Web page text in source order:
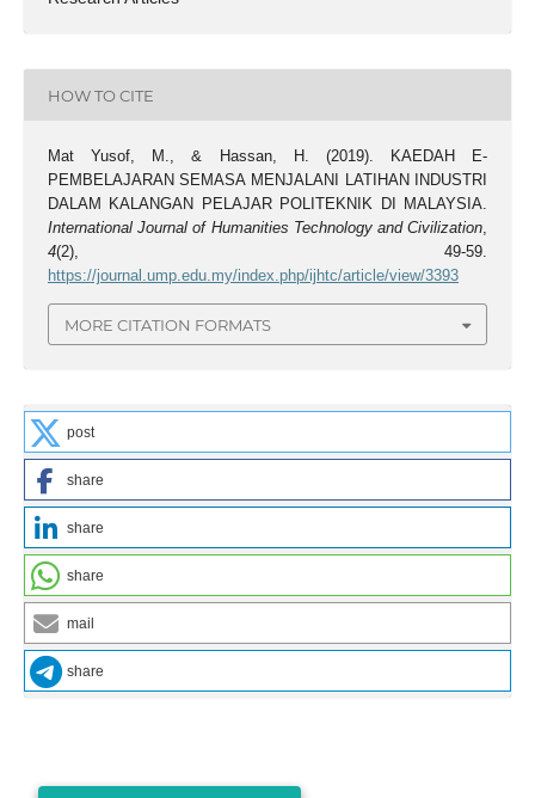
HOW TO CITE
Mat Yusof, M., & Hassan, H. (2019). KAEDAH E-
PEMBELAJARAN SEMASA MENJALANI LATIHAN INDUSTRI
DALAM KALANGAN PELAJAR POLITEKNIK DI MALAYSIA.
International Journal of Humanities Technology and Civilization,
4(2), 49-59.
https://journal.ump.edu.my/index.php/ijhtc/article/view/3393
MORE CITATION FORMATS
post
share
share
share
mail
share